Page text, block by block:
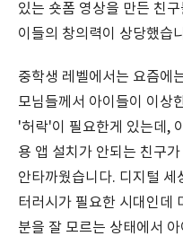
있는 숏폼 영상을 만든 친
이들의 창의력이 상당했습
중학생 레벨에서는 요즘에
모님들께서 아이들이 이상
'허락'이 필요한게 있는데,
용 앱 설치가 안되는 친구
안타까웠습니다. 디지털 세
터러시가 필요한 시대인데
분을 잘 모르는 상태에서